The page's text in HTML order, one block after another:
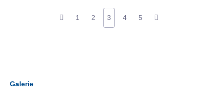
1 2 3 4 5
Galerie